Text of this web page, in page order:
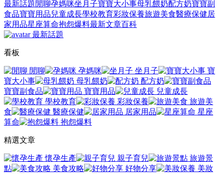
最新話題 閒聊孕媽咪坐月子寶寶大小事母乳餵奶配方奶寶寶副
食品寶寶用品兒童成長學校教育彩妝保養旅遊美食醫療保健居
家用品星座算命抱怨爆料最新文章百科
最新話題
看板
閒聊 孕媽咪 坐月子
寶
寶大小事
母乳餵奶
配方奶
寶寶副食品
寶寶用品
兒童成長
學校教育
彩妝保養
旅遊美
食
醫療保健 居家用品
星座
算命
抱怨爆料
精選文章
懷孕生產 親子育兒
旅遊景
點
美食攻略 好物分享
美妝